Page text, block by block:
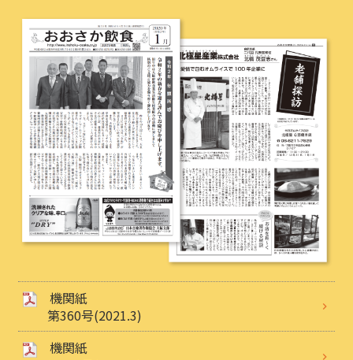
機関紙
第360号(2021.3)
機関紙